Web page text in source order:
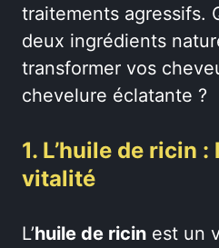
traitements agressifs.
deux ingrédients
transformer vos
chevelure éclatante ?
1. L’huile de ricin :
vitalité
L’huile de ricin est un